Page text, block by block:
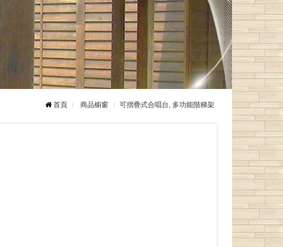
首頁 商品櫥窗 可摺疊式合唱台, 多功能階梯架